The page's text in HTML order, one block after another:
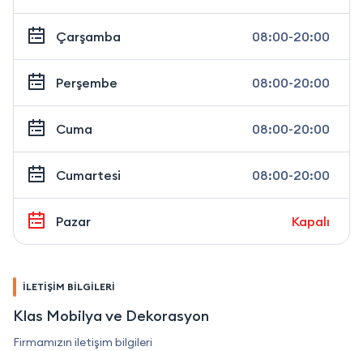
Çarşamba 08:00-20:00
Perşembe 08:00-20:00
Cuma 08:00-20:00
Cumartesi 08:00-20:00
Pazar Kapalı
İLETİŞİM BİLGİLERİ
Klas Mobilya ve Dekorasyon
Firmamızın iletişim bilgileri